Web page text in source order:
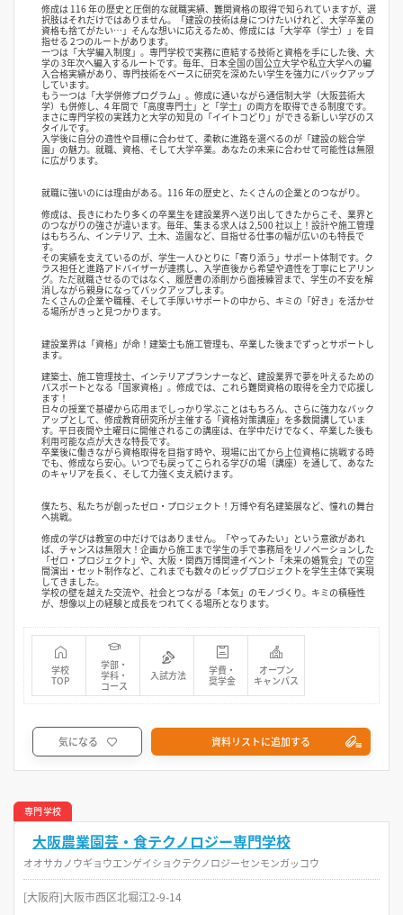
修成は 116 年の歴史と圧倒的な就職実績、難関資格の取得で知られていますが、選
択肢はそれだけではありません。「建設の技術は身につけたいけれど、大学卒業の
資格も捨てがたい…」そんな想いに応えるため、修成には「大学卒（学士）」を目
指せる 2つのルートがあります。
一つは「大学編入制度」。専門学校で実務に直結する技術と資格を手にした後、大
学の 3年次へ編入するルートです。毎年、日本全国の国公立大学や私立大学への編
入合格実績があり、専門技術をベースに研究を深めたい学生を強力にバックアップ
しています。
もう一つは「大学併修プログラム」。修成に通いながら通信制大学（大阪芸術大
学）も併修し、4 年間で「高度専門士」と「学士」の両方を取得できる制度です。
まさに専門学校の実践力と大学の知見の「イイトコどり」ができる新しい学びのス
タイルです。
入学後に自分の適性や目標に合わせて、柔軟に進路を選べるのが「建設の総合学
園」の魅力。就職、資格、そして大学卒業。あなたの未来に合わせて可能性は無限
に広がります。
就職に強いのには理由がある。116 年の歴史と、たくさんの企業とのつながり。
修成は、長きにわたり多くの卒業生を建設業界へ送り出してきたからこそ、業界と
のつながりの強さが違います。毎年、集まる求人は 2,500 社以上！設計や施工管理
はもちろん、インテリア、土木、造園など、目指せる仕事の幅が広いのも特長で
す。
その実績を支えているのが、学生一人ひとりに「寄り添う」サポート体制です。ク
ラス担任と進路アドバイザーが連携し、入学直後から希望や適性を丁寧にヒアリン
グ。ただ就職させるのではなく、履歴書の添削から面接練習まで、学生の不安を解
消しながら親身になってバックアップします。
たくさんの企業や職種、そして手厚いサポートの中から、キミの「好き」を活かせ
る場所がきっと見つかります。
建設業界は「資格」が命！建築士も施工管理も、卒業した後までずっとサポートし
ます。
建築士、施工管理技士、インテリアプランナーなど、建設業界で夢を叶えるための
パスポートとなる「国家資格」。修成では、これら難関資格の取得を全力で応援し
ます！
日々の授業で基礎から応用までしっかり学ぶことはもちろん、さらに強力なバック
アップとして、修成教育研究所が主催する「資格対策講座」を多数開講していま
す。平日夜間や土曜日に開催されるこの講座は、在学中だけでなく、卒業した後も
利用可能な点が大きな特長です。
卒業後に働きながら資格取得を目指す時や、現場に出てから上位資格に挑戦する時
でも、修成なら安心。いつでも戻ってこられる学びの場（講座）を通して、あなた
のキャリアを長く、そして力強く支え続けます。
僕たち、私たちが創ったゼロ・プロジェクト！万博や有名建築展など、憧れの舞台
へ挑戦。
修成の学びは教室の中だけではありません。「やってみたい」という意欲があれ
ば、チャンスは無限大！企画から施工まで学生の手で事務局をリノベーションした
「ゼロ・プロジェクト」や、大阪・関西万博関連イベント「未来の婚覧会」での空
間演出・セット制作など、これまでも数々のビッグプロジェクトを学生主体で実現
してきました。
学校の壁を越えた交流や、社会とつながる「本気」のモノづくり。キミの積極性
が、想像以上の経験と成長をつれてくる場所となります。
学校
TOP
学部・
学科・
コース
入試方法
学費・
奨学金
オープン
キャンパス
気になる 資料リストに追加する
専門学校
大阪農業園芸・食テクノロジー専門学校
オオサカノウギョウエンゲイショクテクノロジーセンモンガッコウ
[大阪府]大阪市西区北堀江2-9-14